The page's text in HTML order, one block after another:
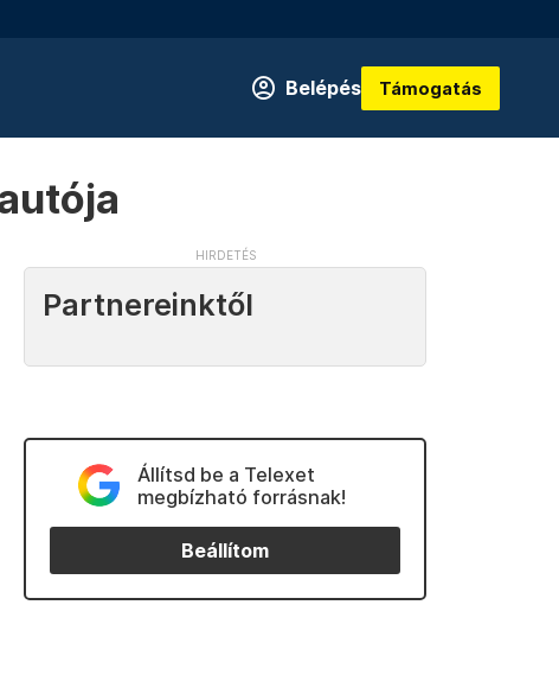
Belépés Támogatás
Partnereinktől
Állítsd be a Telexet
megbízható forrásnak!
Beállítom